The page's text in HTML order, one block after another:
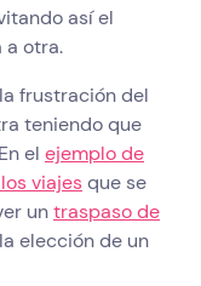
así el
a otra.
frustración del
teniendo que
el ejemplo de
viajesque se
untraspaso de
elección de un